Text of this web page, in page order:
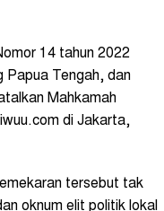
14 tahun 2022
Papua Tengah, dan
Mahkamah
di Jakarta,
tersebut tak
oknum elit politik lokal